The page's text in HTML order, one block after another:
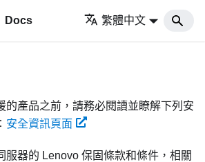
Docs 繁體中文
的產品之前，請務必閱讀並瞭解下列安
安全資訊頁面
服器的 Lenovo 保固條款和條件，相關